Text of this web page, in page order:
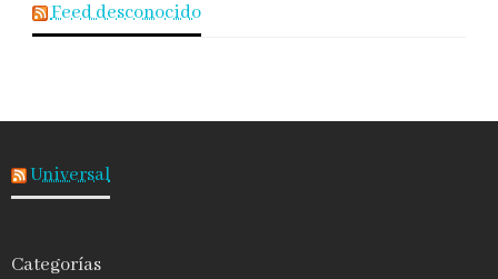
Feed desconocido
Universal
Categorías